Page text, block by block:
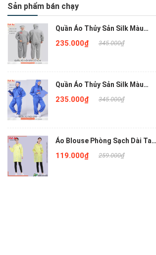
Sản phẩm bán chạy
Quần Áo Thủy Sản Silk Màu
235.000₫ 345.000₫
Quần Áo Thủy Sản Silk Màu
235.000₫ 345.000₫
Áo Blouse Phòng Sạch Dài Tay
119.000₫ 259.000₫